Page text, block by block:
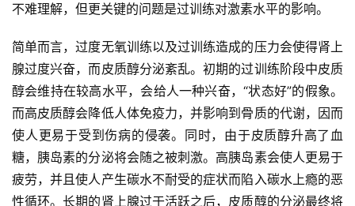
不难理解，但更关键的问题是过训练对激素水平的影响。
简单而言，过度无氧训练以及过训练造成的压力会使得肾上
腺过度兴奋，而皮质醇分泌紊乱。初期的过训练阶段中皮质
醇会维持在较高水平，会给人一种兴奋，“状态好”的假象。
而高皮质醇会降低人体免疫力，并影响到骨质的代谢，因而
使人更易于受到伤病的侵袭。同时，由于皮质醇升高了血
糖，胰岛素的分泌将会随之被刺激。高胰岛素会使人更易于
疲劳，并且使人产生碳水不耐受的症状而陷入碳水上瘾的恶
性循环。长期的肾上腺过于活跃之后，皮质醇的分泌最终将